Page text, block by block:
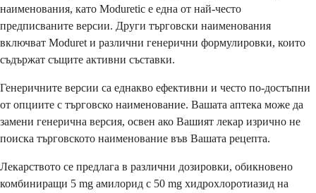
наименования, като Moduretic е една от най-често
предписваните версии. Други търговски наименования
включват Moduret и различни генерични формулировки, които
съдържат същите активни съставки.
Генеричните версии са еднакво ефективни и често по-достъпни
от опциите с търговско наименование. Вашата аптека може да
замени генерична версия, освен ако Вашият лекар изрично не
поиска търговското наименование във Вашата рецепта.
Лекарството се предлага в различни дозировки, обикновено
комбиниращи 5 mg амилорид с 50 mg хидрохлоротиазид на